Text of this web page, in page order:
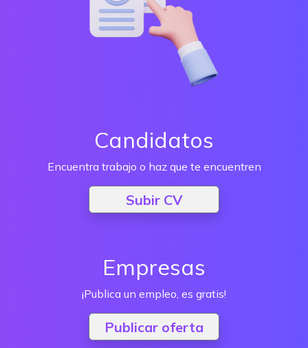
Candidatos
Encuentra trabajo o haz que te encuentren
Subir CV
Empresas
¡Publica un empleo, es gratis!
Publicar oferta